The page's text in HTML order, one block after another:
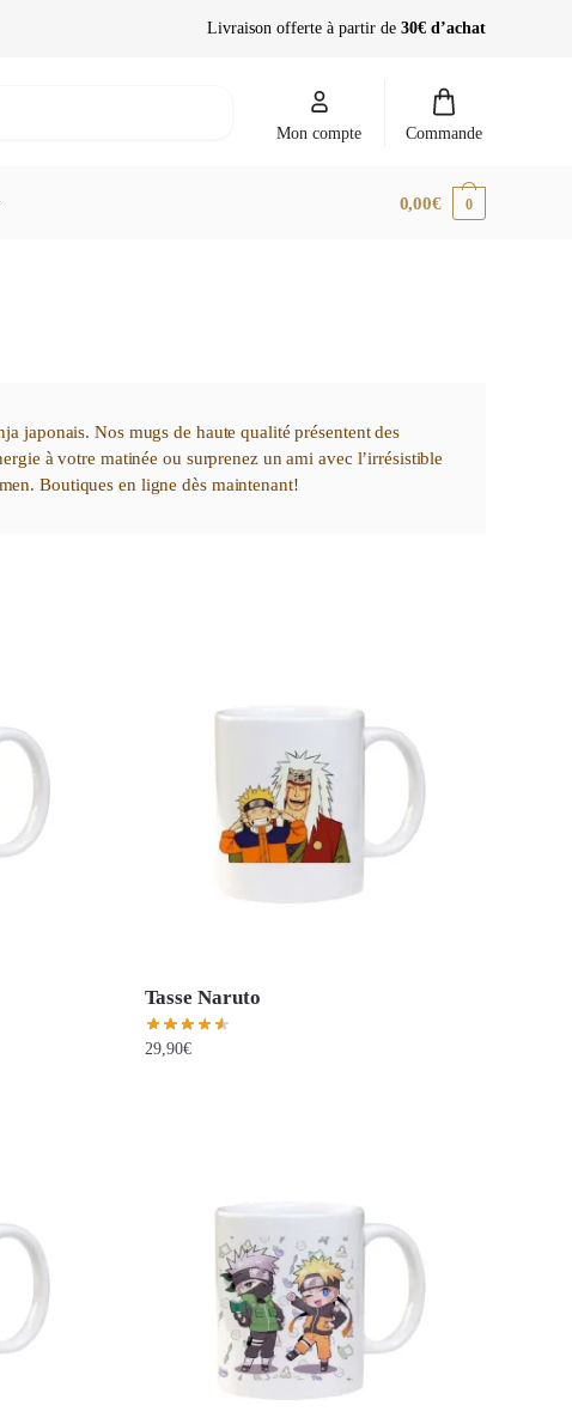
Livraison offerte à partir de 30€ d’achat
Mon compte Commande
0,00€ 0
japonais. Nos mugs de haute qualité présentent des
à votre matinée ou surprenez un ami avec l’irrésistible
Boutiques en ligne dès maintenant!
Tasse Naruto
29,90€